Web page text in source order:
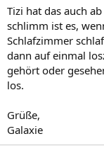
Tizi hat das auch
schlimm ist es,
Schlafzimmer
dann auf einmal
gehört oder
los.
Grüße,
Galaxie